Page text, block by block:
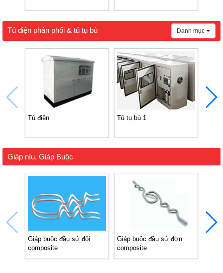
Tủ điện phân phối & tủ tụ bù Danh mục
Tủ điện Tủ tụ bù 1
Giáp níu, Giáp Buộc
Giáp buộc đầu sứ đôi
composite
Giáp buộc đầu sứ đơn
composite